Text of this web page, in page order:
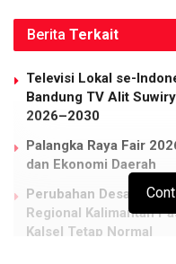
Berita Terkait
Televisi Lokal se-
Bandung TV Alit
2026–2030
Palangka Raya Fair
dan Ekonomi Daerah
Perubahan Desain
Regional Kalimantan
Kalsel Tetap Normal